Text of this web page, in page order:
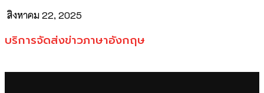
สิงหาคม 22, 2025
บริการจัดส่งข่าวภาษาอังกฤษ